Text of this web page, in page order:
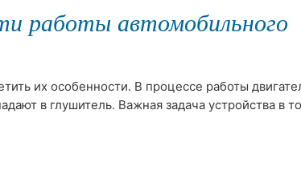
работы автомобильного
их особенности. В процессе работы
в глушитель. Важная задача устройства в